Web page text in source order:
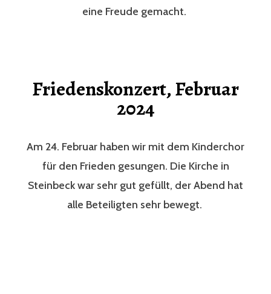
eine Freude gemacht.
Friedenskonzert, Februar
2024
Am 24. Februar haben wir mit dem Kinderchor
für den Frieden gesungen. Die Kirche in
Steinbeck war sehr gut gefüllt, der Abend hat
alle Beteiligten sehr bewegt.